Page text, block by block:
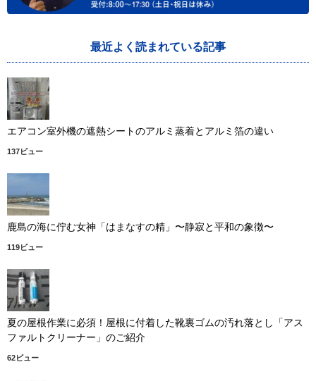
最近よく読まれている記事
エアコン室外機の遮熱シートのアルミ蒸着とアルミ箔の違い
137ビュー
鹿島の海に佇む女神「はまなすの精」〜静寂と平和の象徴〜
119ビュー
夏の屋根作業に必須！屋根に付着した靴裏ゴムの汚れ落とし「アス
ファルトクリーナー」のご紹介
62ビュー